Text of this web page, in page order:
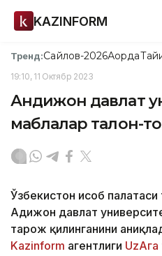
KAZINFORM
Тренд:Сайлов-2026Ақорда
19:10, 11 Октябр 2023
Андижон давлат
маблағлар талон-
Ўзбекистон Ҳисоб
Адижон давлат
тарож қилинганини
Kazinform агентлиги UzAга